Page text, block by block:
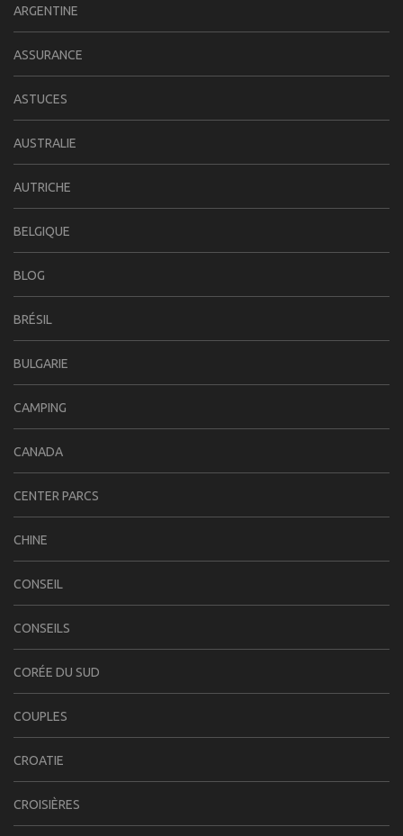
ARGENTINE
ASSURANCE
ASTUCES
AUSTRALIE
AUTRICHE
BELGIQUE
BLOG
BRÉSIL
BULGARIE
CAMPING
CANADA
CENTER PARCS
CHINE
CONSEIL
CONSEILS
CORÉE DU SUD
COUPLES
CROATIE
CROISIÈRES